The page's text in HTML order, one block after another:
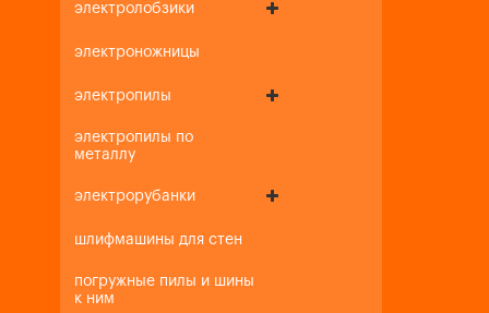
электролобзики
электроножницы
электропилы
электропилы по
металлу
электрорубанки
шлифмашины для стен
погружные пилы и шины
к ним